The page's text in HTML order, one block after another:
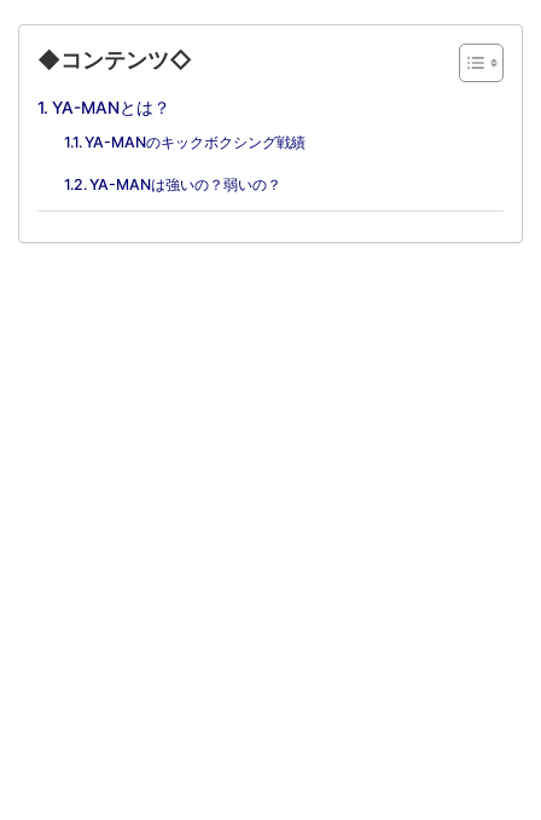
◆コンテンツ◇
YA-MANとは？
YA-MANのキックボクシング戦績
YA-MANは強いの？弱いの？